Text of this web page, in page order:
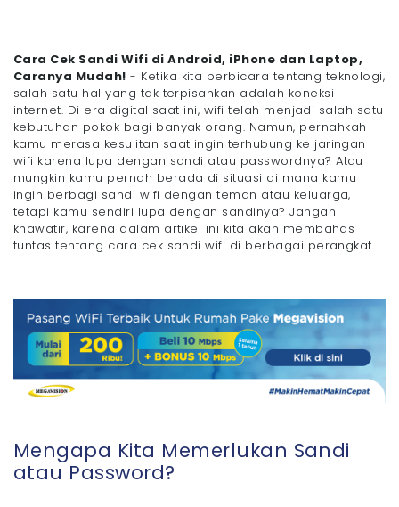
- Cara Cek Sandi Wifi di iPhone
Cara Cek Sandi Wifi di Laptop Windows dan
Macbook
- Cara Cek Sandi Wifi di Laptop Windows
- Cara Cek Sandi Wifi di Macbook (MacOS)
Cara Cek Sandi Wifi Menggunakan Aplikasi
Kesimpulan
Cara Cek Sandi Wifi di Android, iPhone dan Laptop,
Caranya Mudah! - Ketika kita berbicara tentang teknologi,
salah satu hal yang tak terpisahkan adalah koneksi
internet. Di era digital saat ini, wifi telah menjadi salah satu
kebutuhan pokok bagi banyak orang. Namun, pernahkah
kamu merasa kesulitan saat ingin terhubung ke jaringan
wifi karena lupa dengan sandi atau passwordnya? Atau
mungkin kamu pernah berada di situasi di mana kamu
ingin berbagi sandi wifi dengan teman atau keluarga,
tetapi kamu sendiri lupa dengan sandinya? Jangan
khawatir, karena dalam artikel ini kita akan membahas
tuntas tentang cara cek sandi wifi di berbagai perangkat.
Mengapa Kita Memerlukan Sandi
atau Password?